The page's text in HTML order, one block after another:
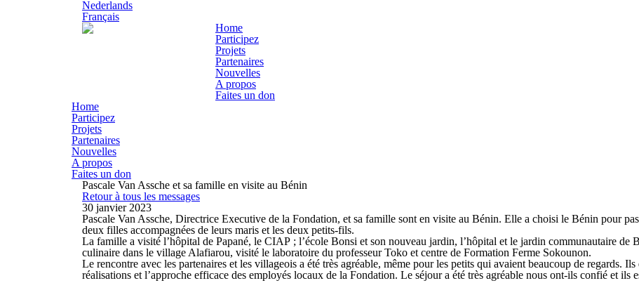
Nederlands
Français
Home
Participez
Projets
Partenaires
Nouvelles
A propos
Faites un don
Home
Participez
Projets
Partenaires
Nouvelles
A propos
Faites un don
Pascale Van Assche et sa famille en visite au Bénin
Retour à tous les messages
30 janvier 2023
Pascale Van Assche, Directrice Executive de la Fondation, et sa famille sont en visite au Bénin. Elle a choisi le Bénin pour
deux filles accompagnées de leurs maris et les deux petits-fils.
La famille a visité l’hôpital de Papané, le CIAP ; l’école Bonsi et son nouveau jardin, l’hôpital et le jardin communautaire de
culinaire dans le village Alafiarou, visité le laboratoire du professeur Toko et centre de Formation Ferme Sokounon.
Le rencontre avec les partenaires et les villageois a été très agréable, même pour les petits qui avaient beaucoup de regards.
réalisations et l’approche efficace des employés locaux de la Fondation. Le séjour a été très agréable nous ont-ils confié et ils